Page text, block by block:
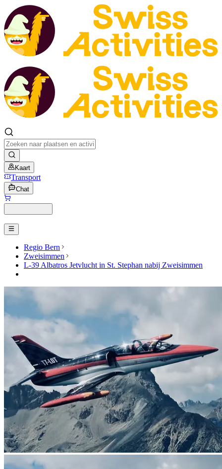
Kaart
Transport
Chat
Regio Bern
Zweisimmen
L-39 Albatros Jetvlucht in St. Stephan nabij Zweisimmen